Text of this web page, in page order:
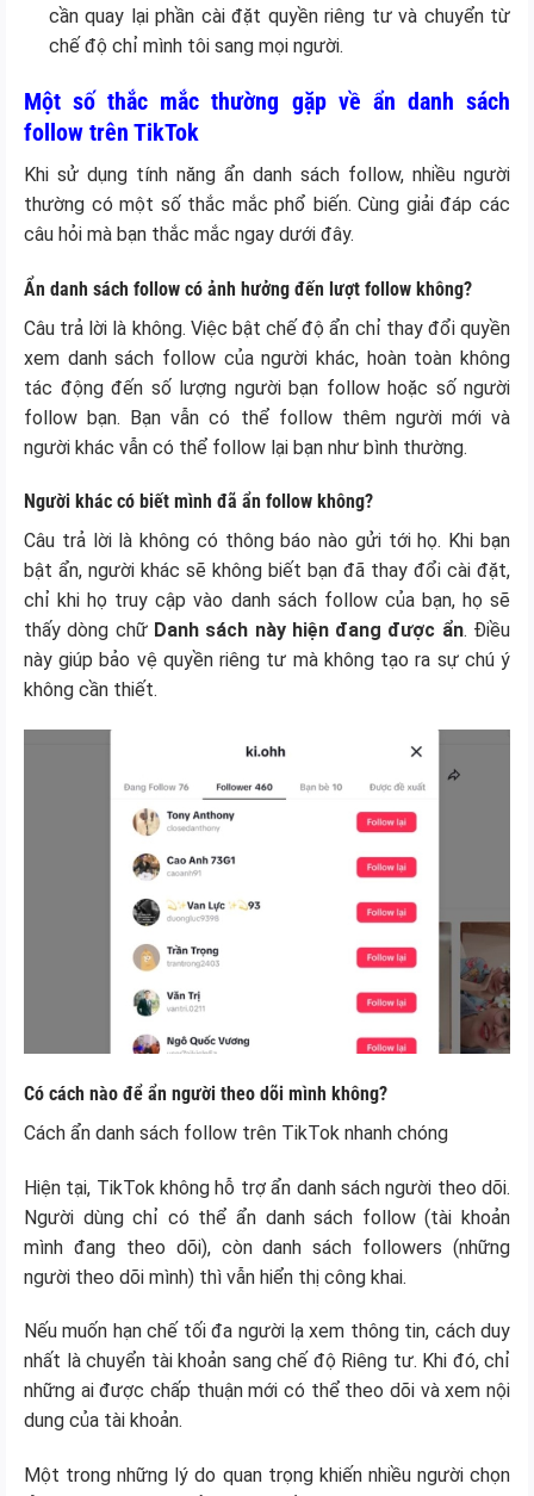
cần quay lại phần cài đặt quyền riêng tư và chuyển từ
chế độ chỉ mình tôi sang mọi người.
Một số thắc mắc thường gặp về ẩn danh sách
follow trên TikTok
Khi sử dụng tính năng ẩn danh sách follow, nhiều người
thường có một số thắc mắc phổ biến. Cùng giải đáp các
câu hỏi mà bạn thắc mắc ngay dưới đây.
Ẩn danh sách follow có ảnh hưởng đến lượt follow không?
Câu trả lời là không. Việc bật chế độ ẩn chỉ thay đổi quyền
xem danh sách follow của người khác, hoàn toàn không
tác động đến số lượng người bạn follow hoặc số người
follow bạn. Bạn vẫn có thể follow thêm người mới và
người khác vẫn có thể follow lại bạn như bình thường.
Người khác có biết mình đã ẩn follow không?
Câu trả lời là không có thông báo nào gửi tới họ. Khi bạn
bật ẩn, người khác sẽ không biết bạn đã thay đổi cài đặt,
chỉ khi họ truy cập vào danh sách follow của bạn, họ sẽ
thấy dòng chữ Danh sách này hiện đang được ẩn. Điều
này giúp bảo vệ quyền riêng tư mà không tạo ra sự chú ý
không cần thiết.
Có cách nào để ẩn người theo dõi mình không?
Cách ẩn danh sách follow trên TikTok nhanh chóng
Hiện tại, TikTok không hỗ trợ ẩn danh sách người theo dõi.
Người dùng chỉ có thể ẩn danh sách follow (tài khoản
mình đang theo dõi), còn danh sách followers (những
người theo dõi mình) thì vẫn hiển thị công khai.
Nếu muốn hạn chế tối đa người lạ xem thông tin, cách duy
nhất là chuyển tài khoản sang chế độ Riêng tư. Khi đó, chỉ
những ai được chấp thuận mới có thể theo dõi và xem nội
dung của tài khoản.
Một trong những lý do quan trọng khiến nhiều người chọn